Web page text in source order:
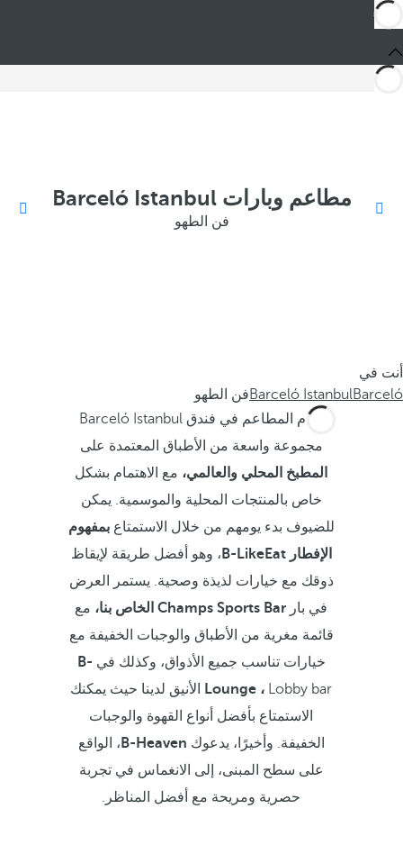
مطاعم وبارات Barceló Istanbul
فن الطهو
أنت في
Barceló
Barceló Istanbulفن الطهو
تقدم المطاعم في فندق Barceló Istanbul
مجموعة واسعة من الأطباق المعتمدة على
المطبخ المحلي والعالمي، مع الاهتمام بشكل
خاص بالمنتجات المحلية والموسمية. يمكن
للضيوف بدء يومهم من خلال الاستمتاعبمفهوم
الإفطار B-LikeEat ، وهو أفضل طريقة لإيقاظ
ذوقك مع خيارات لذيذة وصحية. يستمر العرض
في بار Champs Sports Bar الخاص بنا،
مع
قائمة مغرية من الأطباق والوجبات الخفيفة مع
خيارات تناسب جميع الأذواق، وكذلك في B-
Lounge ،
Lobby bar الأنيق لدينا حيث يمكنك
الاستمتاع بأفضل أنواع القهوة والوجبات
الخفيفة. وأخيرًا، يدعوك B-Heaven ، الواقع
على سطح المبنى، إلى الانغماس في تجربة
حصرية ومريحة مع أفضل المناظر.